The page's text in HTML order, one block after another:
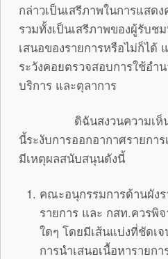
กล่าวเป็นเสรีภาพในการแสด
รวมทั้งเป็นเสรีภาพของผู้รับช
เสนอของรายการหรือไม่ก็ได้
ระวังคอยตรวจสอบการใช้อ
บริการ และตุลาการ
ดิฉันสงวนความเห็นใน
นี้ระงับการออกอากาศรายกา
มีเหตุผลสนับสนุนดังนี้
คณะอนุกรรมการด้านผังร
รายการ และ กสท.ควรพิ
ใดๆ โดยมีเส้นแบ่งที่ชัดเ
การนำเสนอเนื้อหารายก